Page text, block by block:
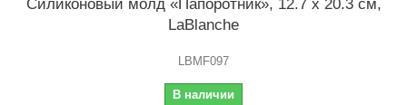
Силиконовый молд «Папоротник», 12.7 x 20.3 см,
LaBlanche
LBMF097
В наличии